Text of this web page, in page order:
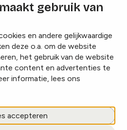
gebruik van
en andere gelijkwaardige
deze o.a. om de website
het gebruik van de website
content en advertenties te
informatie, lees ons
accepteren
Specials